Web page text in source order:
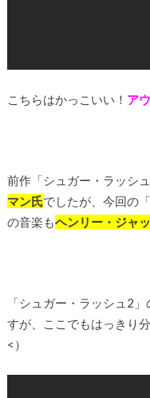
こちらはかっこいい！ ア
前作「シュガー・ラッシ
マン氏でしたが、今回の
の音楽もヘンリー・ジャ
「シュガー・ラッシュ2」
すが、ここでもはっきり
<）